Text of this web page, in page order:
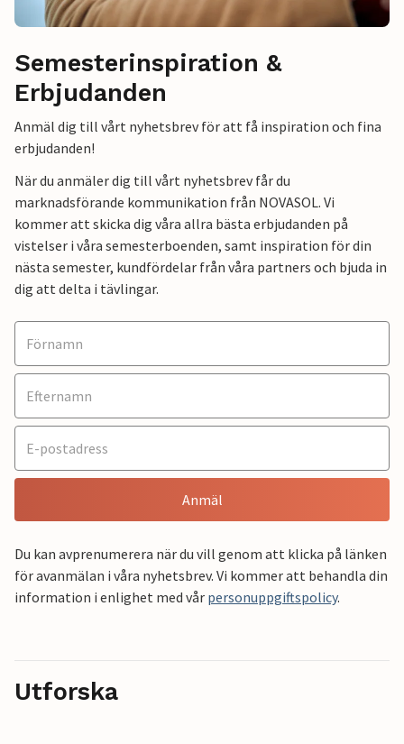
Semesterinspiration &
Erbjudanden
Anmäl dig till vårt nyhetsbrev för att få inspiration och fina
erbjudanden!
När du anmäler dig till vårt nyhetsbrev får du
marknadsförande kommunikation från NOVASOL. Vi
kommer att skicka dig våra allra bästa erbjudanden på
vistelser i våra semesterboenden, samt inspiration för din
nästa semester, kundfördelar från våra partners och bjuda in
dig att delta i tävlingar.
Anmäl
Du kan avprenumerera när du vill genom att klicka på länken
för avanmälan i våra nyhetsbrev. Vi kommer att behandla din
information i enlighet med vår personuppgiftspolicy.
Utforska